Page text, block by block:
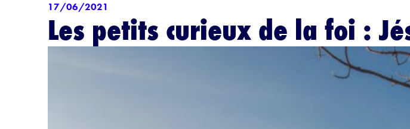
17/06/2021
Les petits curieux de la foi :